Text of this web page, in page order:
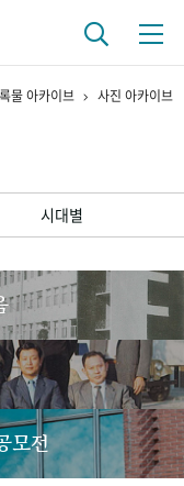
영상 기록물
물 아카이브 사진 아카이브
시대별
모전